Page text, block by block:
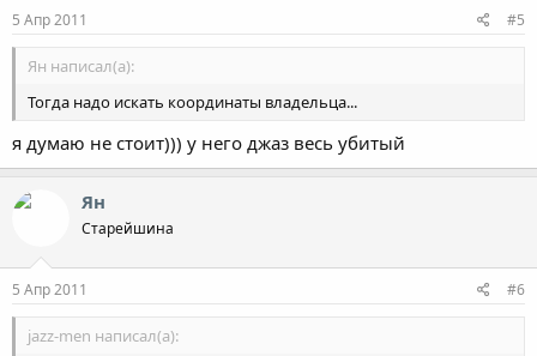
5 Апр 2011 #5
Ян написал(а):
Тогда надо искать координаты владельца...
я думаю не стоит))) у него джаз весь убитый
Ян
Старейшина
5 Апр 2011 #6
jazz-men написал(а):